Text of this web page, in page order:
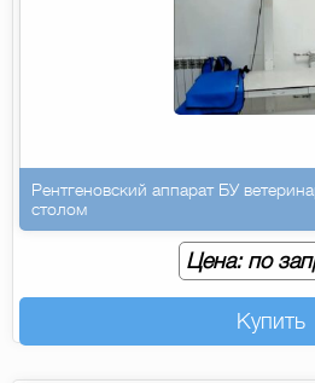
Рентгеновский аппарат БУ
столом
Цена: по
Купить